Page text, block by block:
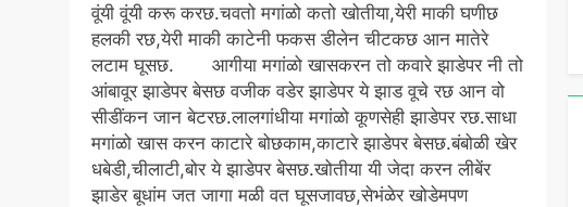
वूंयी वूंयी करू करछ.चवतो मगांळो कतो खोतीया,येरी माकी घणीछ
हलकी रछ,येरी माकी काटेनी फकस डीलेन चीटकछ आन मातेरे
लटाम घूसछ. आगीया मगांळो खासकरन तो कवारे झाडेपर नी तो
आंबावूर झाडेपर बेसछ वजीक वडेर झाडेपर ये झाड वूचे रछ आन वो
सीडींकन जान बेटरछ.लालगांधीया मगांळो कूणसेही झाडेपर रछ.साधा
मगांळो खास करन काटारे बोछकाम,काटारे झाडेपर बेसछ.बंबोळी खेर
धबेडी,चीलाटी,बोर ये झाडेपर बेसछ.खोतीया यी जेदा करन लीबेंर
झाडेर बूधांम जत जागा मळी वत घूसजावछ,सेभंळेर खोडेमपण